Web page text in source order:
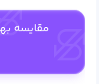
مقایسه